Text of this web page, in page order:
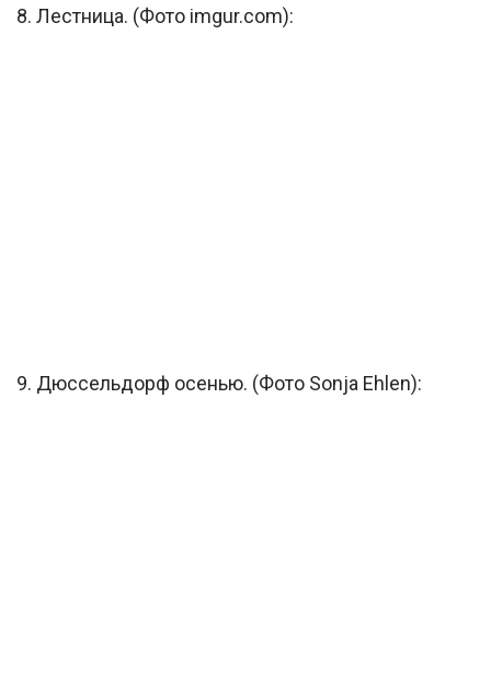
8. Лестница. (Фото imgur.com):
9. Дюссельдорф осенью. (Фото Sonja Ehlen):